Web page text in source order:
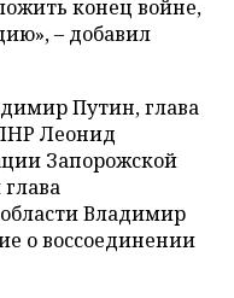
конец войне,
– добавил
Путин, глава
Леонид
Запорожской
Владимир
о воссоединении